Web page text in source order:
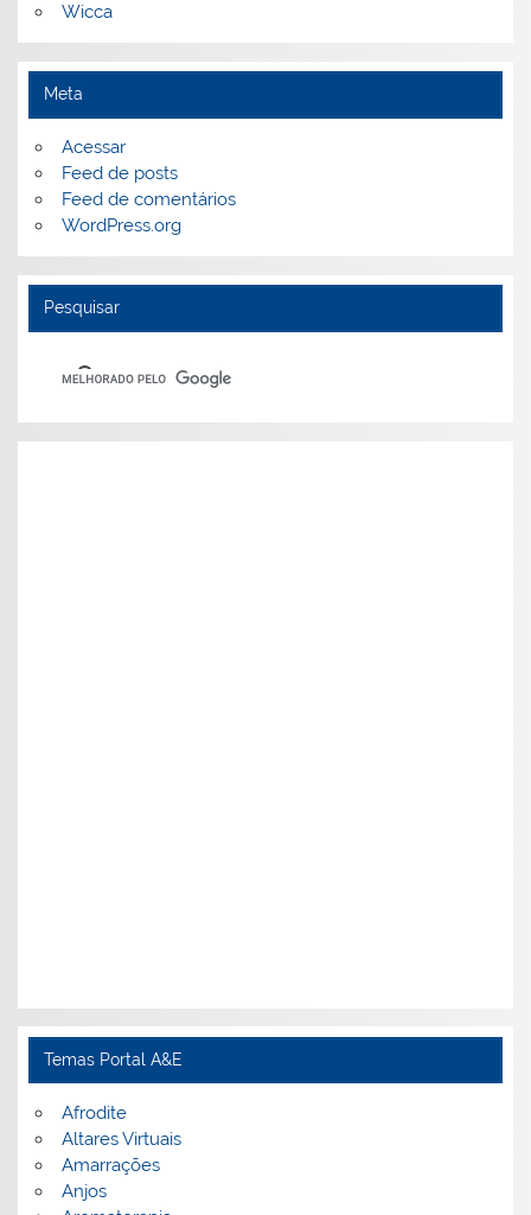
Wicca
Meta
Acessar
Feed de posts
Feed de comentários
WordPress.org
Pesquisar
Temas Portal A&E
Afrodite
Altares Virtuais
Amarrações
Anjos